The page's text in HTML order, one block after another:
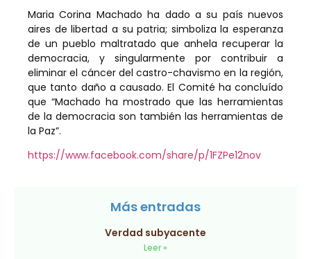
Maria Corina Machado ha dado a su país nuevos
aires de libertad a su patria; simboliza la esperanza
de un pueblo maltratado que anhela recuperar la
democracia, y singularmente por contribuir a
eliminar el cáncer del castro-chavismo en la región,
que tanto daño a causado. El Comité ha concluído
que “Machado ha mostrado que las herramientas
de la democracia son también las herramientas de
la Paz”.
https://www.facebook.com/share/p/1FZPe12nov
Más entradas
Verdad subyacente
Leer »